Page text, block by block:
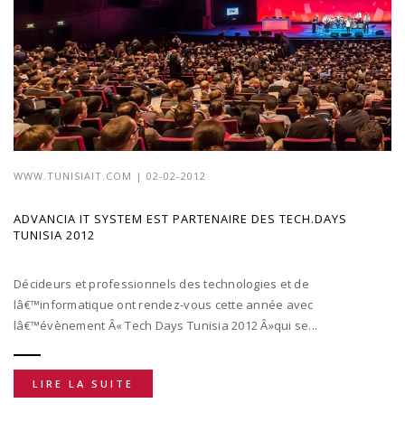
WWW.TUNISIAIT.COM | 02-02-2012
ADVANCIA IT SYSTEM EST PARTENAIRE DES TECH.DAYS
TUNISIA 2012
Décideurs et professionnels des technologies et de
lâ€™informatique ont rendez-vous cette année avec
lâ€™évènement Â« Tech Days Tunisia 2012 Â»qui se...
LIRE LA SUITE